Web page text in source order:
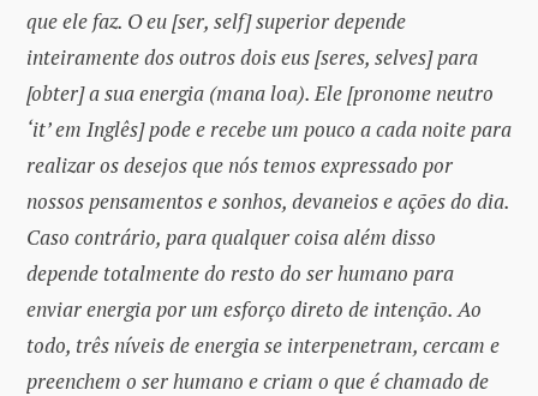
que ele faz. O eu [ser, self] superior depende
inteiramente dos outros dois eus [seres, selves] para
[obter] a sua energia (mana loa). Ele [pronome neutro
‘it’ em Inglês] pode e recebe um pouco a cada noite para
realizar os desejos que nós temos expressado por
nossos pensamentos e sonhos, devaneios e ações do dia.
Caso contrário, para qualquer coisa além disso
depende totalmente do resto do ser humano para
enviar energia por um esforço direto de intenção. Ao
todo, três níveis de energia se interpenetram, cercam e
preenchem o ser humano e criam o que é chamado de